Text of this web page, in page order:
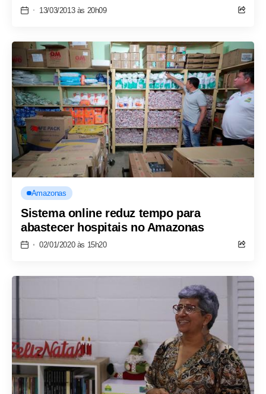
13/03/2013 às 20h09
Amazonas
Sistema online reduz tempo para
abastecer hospitais no Amazonas
02/01/2020 às 15h20